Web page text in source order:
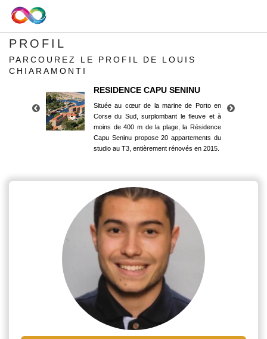
PROFIL
PARCOUREZ LE PROFIL DE LOUIS
CHIARAMONTI
RESIDENCE CAPU SENINU
Située au cœur de la marine de Porto en
Corse du Sud, surplombant le fleuve et à
moins de 400 m de la plage, la Résidence
Capu Seninu propose 20 appartements du
studio au T3, entièrement rénovés en 2015.
Corse du Sud, surplombant le fleuve et à
moins de 400 m de la plage, la Résidence
Capu Seninu propose 20 appartements du
studio au T3, entièrement rénovés en 2015.